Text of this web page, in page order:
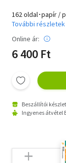
162 oldal･papír /
További részletek
Online ár:
6 400 Ft
Beszállítói
Ingyenes átvétel